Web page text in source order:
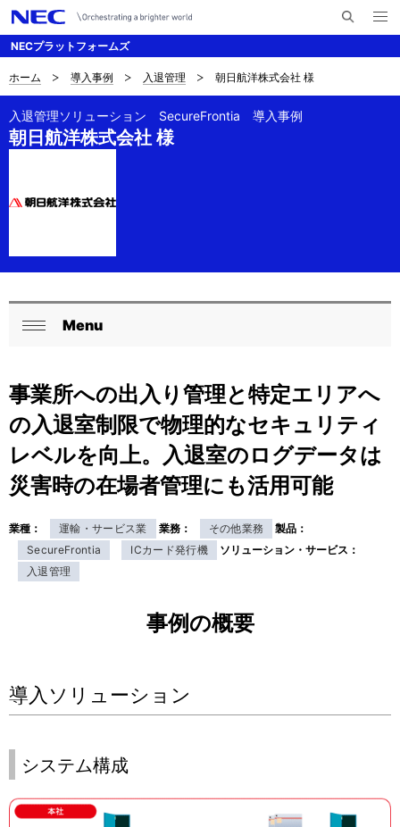
NECプラットフォームズ
メ
ニ
ナ
ビ
ゲ
シ
ン
サ
イ
ト
の
を
表
示
し
い
ま
ホーム 導入事例 入退管理 朝日航洋株式会社 様
朝日航洋株式会社 様
入退管理ソリューション SecureFrontia 導入事例
ロ
カ
ル
ナ
ビ
ゲ
ー
る
Menu
事業所への出入り管理と特定エリアへ
の入退室制限で物理的なセキュリティ
レベルを向上。入退室のログデータは
災害時の在場者管理にも活用可能
業種： 運輸・サービス業 業務： その他業務
製品：
SecureFrontia
ICカード発行機
ソリューション・サービス：
入退管理
事例の概要
導入ソリューション
システム構成